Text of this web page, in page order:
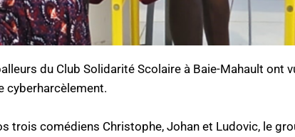
du Club Solidarité Scolaire à Baie-Mahault ont
cyberharcèlement.
trois comédiens Christophe, Johan et Ludovic, le